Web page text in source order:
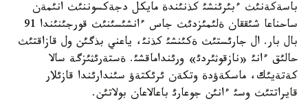
باسةكةنئث ءبئرئنشئ كذنئندة مايكل دجةكسوننئث انئمةن
ساحناعا شئققان ةلئمئزدئث جاس ءانشئسئنئث قورجئنئندا 91
بال بار. ال جارئستئث ةكئنشئ كذنئ، ياعني بذگئن ول قازاقتئث
حالئق ءانئ «نازقوثئردئ» ورئنداماقشئ. ةستةرئثئزگة سالا
كةتةيئك، ماسكةؤدة وتكةن ئرئكتةؤ سئندارئندا قازئلار
قايراتتئث وسئ ءانئن جوعارئ باعالاعان بولاتئن.